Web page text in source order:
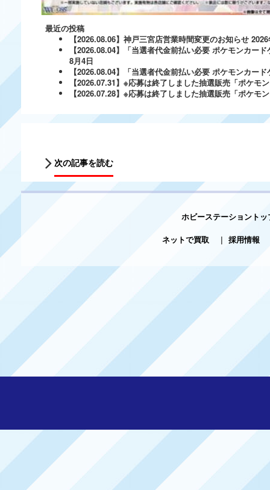
最近の投稿
【2026.08.06】神戸三宮店営業時間変更のお知らせ
【2026.08.04】「当選者代金前払い必要 ポケモンカー
8月4日
【2026.08.04】「当選者代金前払い必要 ポケモンカー
【2026.07.31】※応募は終了しました抽選販売「ポケ
【2026.07.28】※応募は終了しました抽選販売「ポケ
次の記事を読む
ホビーステーショントッ
ネットで買取
| 採用情報